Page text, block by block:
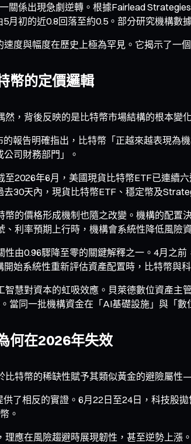
關係出現急劇逆轉。根據Fairlead
月初的近0.8回落至約0.5。部分研究機構數
度與幅度在歷史上極為罕見。它揭示了一
幣的定價邏輯
，背後反映的是比特幣市場結構的根本變
報告明確指出，比特幣「正越來越表現為
司財務部門」。
至2026年6月，美國現貨比特幣ETF已連續
去30天內，現貨比特幣ETF、穩定幣及
幣的價格形成機制也隨之改變。機構的配
利率預期上行時，機構會系統性降低風險
性由0.96驟降至零的關鍵解釋之一。4月之
始系統性重新評估資產配置時，比特幣與
智慧對資本的虹吸效應。貝萊德數位資產
當同一批機構資金在「AI基礎設施」與「
何在2026年失效
比特幣的稀缺性賦予其類似黃金的避險屬
了相反的實證。6月22日至24日，科技股
。
理應在風險趨避時展現韌性，甚至逆勢上